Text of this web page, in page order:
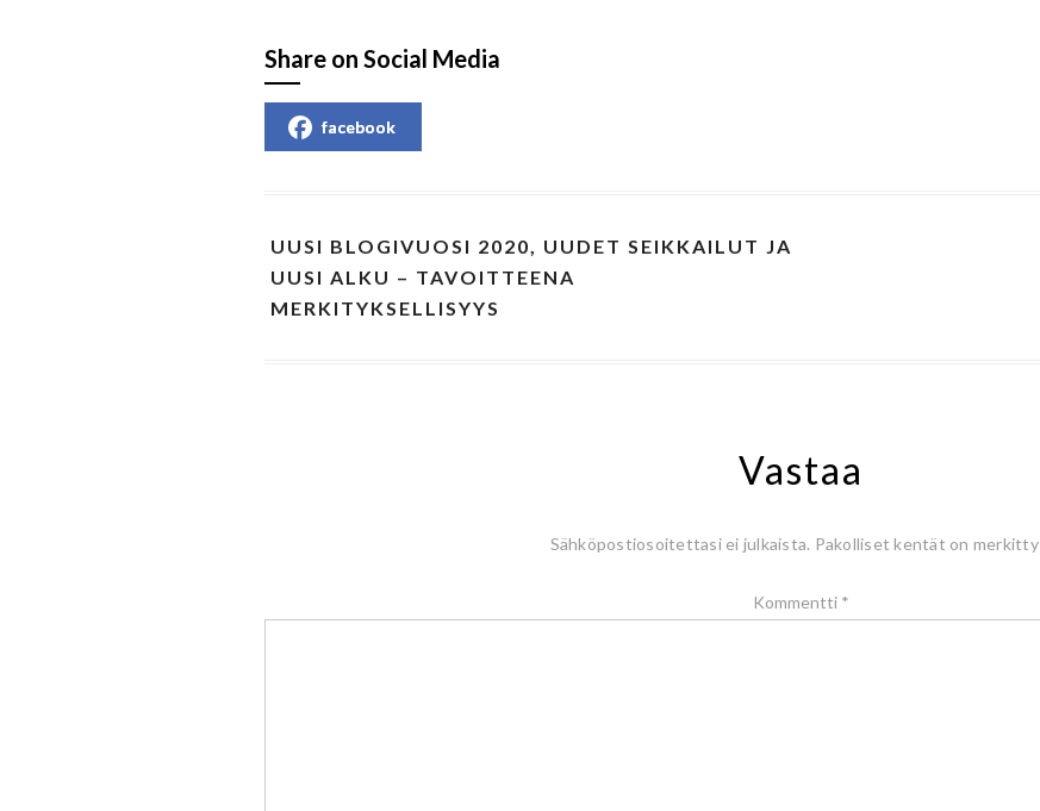
Share on Social Media
facebook
UUSI BLOGIVUOSI 2020, UUDET SEIKKAILUT JA
UUSI ALKU – TAVOITTEENA
MERKITYKSELLISYYS
Vastaa
Sähköpostiosoitettasi ei julkaista. Pakolliset kentät on merkitty
Kommentti *